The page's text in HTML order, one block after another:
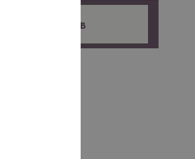
Оставить отзыв